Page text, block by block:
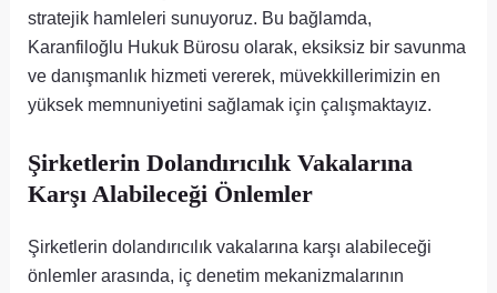
stratejik hamleleri sunuyoruz. Bu bağlamda,
Karanfiloğlu Hukuk Bürosu olarak, eksiksiz bir savunma
ve danışmanlık hizmeti vererek, müvekkillerimizin en
yüksek memnuniyetini sağlamak için çalışmaktayız.
Şirketlerin Dolandırıcılık Vakalarına
Karşı Alabileceği Önlemler
Şirketlerin dolandırıcılık vakalarına karşı alabileceği
önlemler arasında, iç denetim mekanizmalarının